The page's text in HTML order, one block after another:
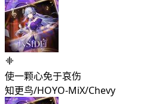
使一颗心免于哀伤
知更鸟/HOYO-MiX/Chevy